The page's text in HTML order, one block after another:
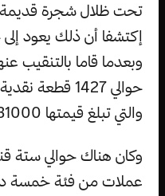
تحت ظلال شجرة
إكتشفا أن ذلك يعود
وبعدما قاما بالتنقيب
حوالي 1427
والتي تبلغ قيمتها 31000 دولارا.
وكان هناك حوالي ستة
عملات من فئة خمسة